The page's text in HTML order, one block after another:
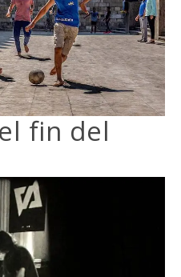
fin del